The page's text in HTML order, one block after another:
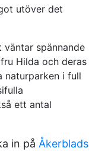
utöver det
väntar spännande
Hilda och deras
naturparken i full
ett antal
in på Åkerblads